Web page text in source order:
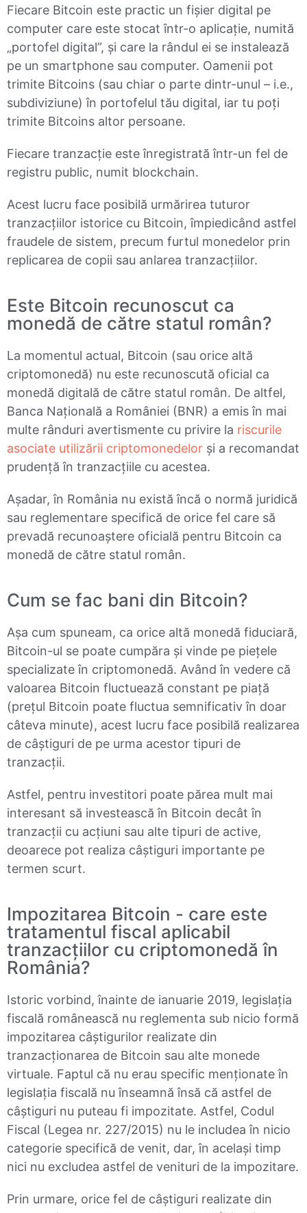
Fiecare Bitcoin este practic un fișier digital pe
computer care este stocat într-o aplicație, numită
„portofel digital”, și care la rândul ei se instalează
pe un smartphone sau computer. Oamenii pot
trimite Bitcoins (sau chiar o parte dintr-unul – i.e.,
subdiviziune) în portofelul tău digital, iar tu poți
trimite Bitcoins altor persoane.
Fiecare tranzacție este înregistrată într-un fel de
registru public, numit blockchain.
Acest lucru face posibilă urmărirea tuturor
tranzacțiilor istorice cu Bitcoin, împiedicând astfel
fraudele de sistem, precum furtul monedelor prin
replicarea de copii sau anlarea tranzacțiilor.
Este Bitcoin recunoscut ca
monedă de către statul român?
La momentul actual, Bitcoin (sau orice altă
criptomonedă) nu este recunoscută oficial ca
monedă digitală de către statul român. De altfel,
Banca Națională a României (BNR) a emis în mai
multe rânduri avertismente cu privire la riscurile
asociate utilizării criptomonedelor și a recomandat
prudență în tranzacțiile cu acestea.
Așadar, în România nu există încă o normă juridică
sau reglementare specifică de orice fel care să
prevadă recunoaștere oficială pentru Bitcoin ca
monedă de către statul român.
Cum se fac bani din Bitcoin?
Așa cum spuneam, ca orice altă monedă fiduciară,
Bitcoin-ul se poate cumpăra și vinde pe piețele
specializate în criptomonedă. Având în vedere că
valoarea Bitcoin fluctuează constant pe piață
(prețul Bitcoin poate fluctua semnificativ în doar
câteva minute), acest lucru face posibilă realizarea
de câștiguri de pe urma acestor tipuri de
tranzacții.
Astfel, pentru investitori poate părea mult mai
interesant să investească în Bitcoin decât în
tranzacții cu acțiuni sau alte tipuri de active,
deoarece pot realiza câștiguri importante pe
termen scurt.
Impozitarea Bitcoin - care este
tratamentul fiscal aplicabil
tranzacțiilor cu criptomonedă în
România?
Istoric vorbind, înainte de ianuarie 2019, legislația
fiscală românească nu reglementa sub nicio formă
impozitarea câștigurilor realizate din
tranzacționarea de Bitcoin sau alte monede
virtuale. Faptul că nu erau specific menționate în
legislația fiscală nu înseamnă însă că astfel de
câștiguri nu puteau fi impozitate. Astfel, Codul
Fiscal (Legea nr. 227/2015) nu le includea în nicio
categorie specifică de venit, dar, în același timp
nici nu excludea astfel de venituri de la impozitare.
Prin urmare, orice fel de câștiguri realizate din